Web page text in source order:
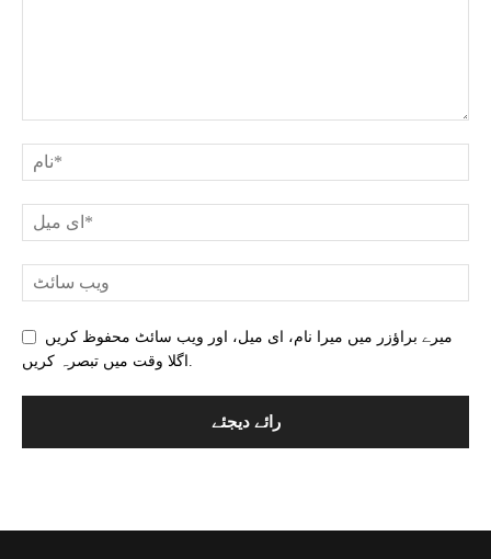
میرے براؤزر میں میرا نام، ای میل، اور ویب سائٹ محفوظ کریں
اگلا وقت میں تبصرہ کریں.